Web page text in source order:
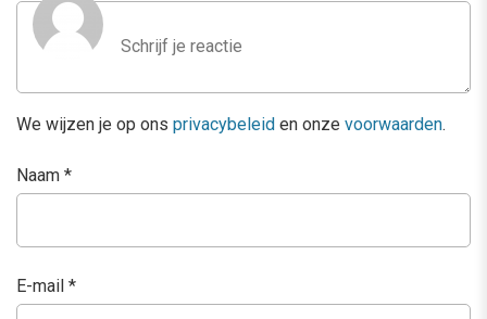
We wijzen je op ons privacybeleid en onze voorwaarden.
Naam *
E-mail *